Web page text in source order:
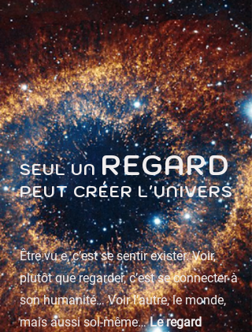
SEUL UN REGARD
PEUT CRÉER L'UNIVERS
Être vu.e, c’est se sentir exister. Voir,
plutôt que regarder, c’est se connecter à
son humanité… Voir l’autre, le monde,
mais aussi soi-même…Le regard